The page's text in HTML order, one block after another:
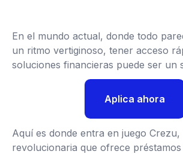
En el mundo actual, donde todo
un ritmo vertiginoso, tener acceso
soluciones financieras puede ser un
Aplica ahora
Aquí es donde entra en juego
revolucionaria que ofrece